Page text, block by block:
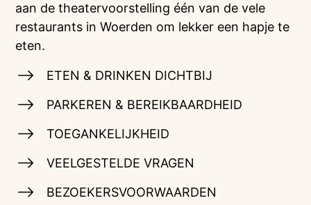
aan de theatervoorstelling één van de vele
restaurants in Woerden om lekker een hapje te
eten.
ETEN & DRINKEN DICHTBIJ
PARKEREN & BEREIKBAARDHEID
TOEGANKELIJKHEID
VEELGESTELDE VRAGEN
BEZOEKERSVOORWAARDEN